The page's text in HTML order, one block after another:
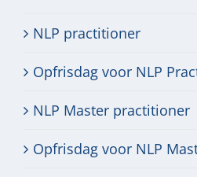
NLP practitioner
Opfrisdag voor NLP
NLP Master practitioner
Opfrisdag voor NLP